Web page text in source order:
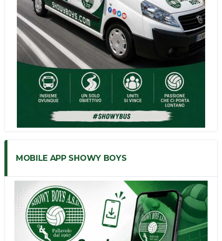
MOBILE APP SHOWY BOYS